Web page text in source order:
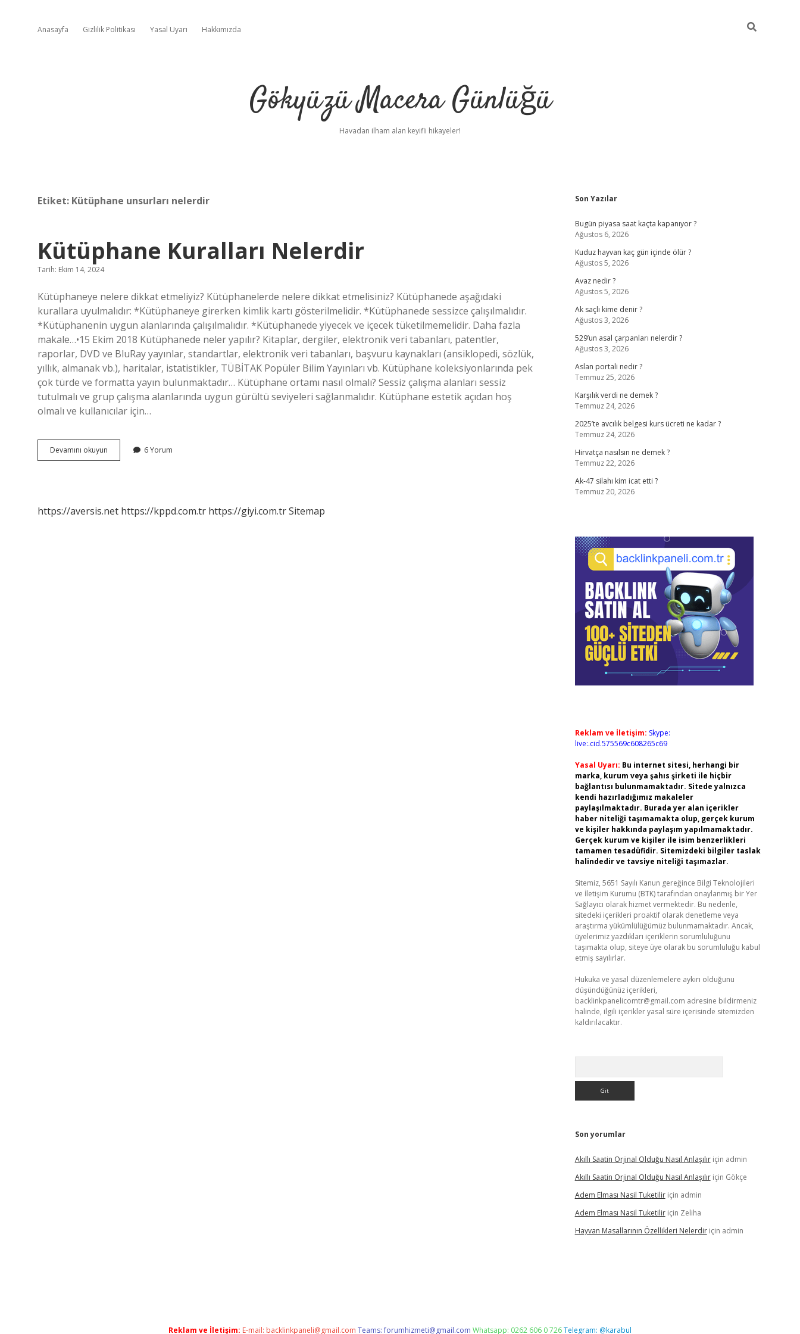
Anasayfa Gizlilik Politikası Yasal Uyarı Hakkımızda
Gökyüzü Macera Günlüğü
Havadan ilham alan keyifli hikayeler!
Etiket: Kütüphane unsurları nelerdir
Kütüphane Kuralları Nelerdir
Tarih: Ekim 14, 2024
Kütüphaneye nelere dikkat etmeliyiz? Kütüphanelerde nelere dikkat etmelisiniz? Kütüphanede aşağıdaki
kurallara uyulmalıdır: *Kütüphaneye girerken kimlik kartı gösterilmelidir. *Kütüphanede sessizce çalışılmalıdır.
*Kütüphanenin uygun alanlarında çalışılmalıdır. *Kütüphanede yiyecek ve içecek tüketilmemelidir. Daha fazla
makale…•15 Ekim 2018 Kütüphanede neler yapılır? Kitaplar, dergiler, elektronik veri tabanları, patentler,
raporlar, DVD ve BluRay yayınlar, standartlar, elektronik veri tabanları, başvuru kaynakları (ansiklopedi, sözlük,
yıllık, almanak vb.), haritalar, istatistikler, TÜBİTAK Popüler Bilim Yayınları vb. Kütüphane koleksiyonlarında pek
çok türde ve formatta yayın bulunmaktadır… Kütüphane ortamı nasıl olmalı? Sessiz çalışma alanları sessiz
tutulmalı ve grup çalışma alanlarında uygun gürültü seviyeleri sağlanmalıdır. Kütüphane estetik açıdan hoş
olmalı ve kullanıcılar için…
Devamını okuyun Kütüphane
Kuralları
6 Yorum
https://aversis.net https://kppd.com.tr https://giyi.com.trSitemap
Sidebar
Son Yazılar
Bugün piyasa saat kaçta kapanıyor ?
Ağustos 6, 2026
Kuduz hayvan kaç gün içinde ölür ?
Ağustos 5, 2026
Avaz nedir ?
Ağustos 5, 2026
Ak saçlı kime denir ?
Ağustos 3, 2026
529’un asal çarpanları nelerdir ?
Ağustos 3, 2026
Aslan portali nedir ?
Temmuz 25, 2026
Karşılık verdi ne demek ?
Temmuz 24, 2026
2025’te avcılık belgesi kurs ücreti ne kadar ?
Temmuz 24, 2026
Hirvatça nasılsın ne demek ?
Temmuz 22, 2026
Ak-47 silahı kim icat etti ?
Temmuz 20, 2026
Reklam ve İletişim: Skype:
live:.cid.575569c608265c69
Yasal Uyarı: Bu internet sitesi, herhangi bir
marka, kurum veya şahıs şirketi ile hiçbir
bağlantısı bulunmamaktadır. Sitede yalnızca
kendi hazırladığımız makaleler
paylaşılmaktadır. Burada yer alan içerikler
haber niteliği taşımamakta olup, gerçek kurum
ve kişiler hakkında paylaşım yapılmamaktadır.
Gerçek kurum ve kişiler ile isim benzerlikleri
tamamen tesadüfidir. Sitemizdeki bilgiler taslak
halindedir ve tavsiye niteliği taşımazlar.
Sitemiz, 5651 Sayılı Kanun gereğince Bilgi Teknolojileri
ve İletişim Kurumu (BTK) tarafından onaylanmış bir Yer
Sağlayıcı olarak hizmet vermektedir. Bu nedenle,
sitedeki içerikleri proaktif olarak denetleme veya
araştırma yükümlülüğümüz bulunmamaktadır. Ancak,
üyelerimiz yazdıkları içeriklerin sorumluluğunu
taşımakta olup, siteye üye olarak bu sorumluluğu kabul
etmiş sayılırlar.
Hukuka ve yasal düzenlemelere aykırı olduğunu
düşündüğünüz içerikleri,
backlinkpanelicomtr@gmail.com adresine bildirmeniz
halinde, ilgili içerikler yasal süre içerisinde sitemizden
kaldırılacaktır.
Son yorumlar
Akıllı Saatin Orjinal Olduğu Nasıl Anlaşılıriçin admin
Akıllı Saatin Orjinal Olduğu Nasıl Anlaşılıriçin Gökçe
Adem Elması Nasil Tuketiliriçin admin
Adem Elması Nasil Tuketiliriçin Zeliha
Hayvan Masallarının Özellikleri Nelerdiriçin admin
Reklam ve İletişim: E-mail: backlinkpaneli@gmail.com Teams:forumhizmeti@gmail.com Whatsapp: 0262 606 0 726Telegram: @karabul